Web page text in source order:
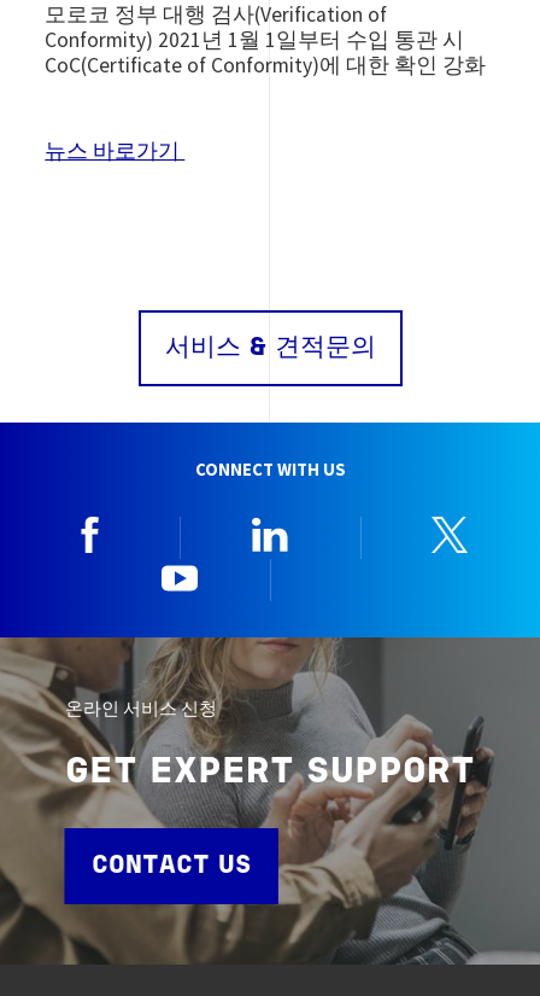
모로코 정부 대행 검사(Verification of
Conformity) 2021년 1월 1일부터 수입 통관 시
CoC(Certificate of Conformity)에 대한 확인 강화
뉴스 바로가기
서비스 & 견적문의
CONNECT WITH US
온라인 서비스 신청
GET EXPERT SUPPORT
CONTACT US